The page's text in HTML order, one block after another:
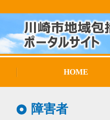
HOME
障害者